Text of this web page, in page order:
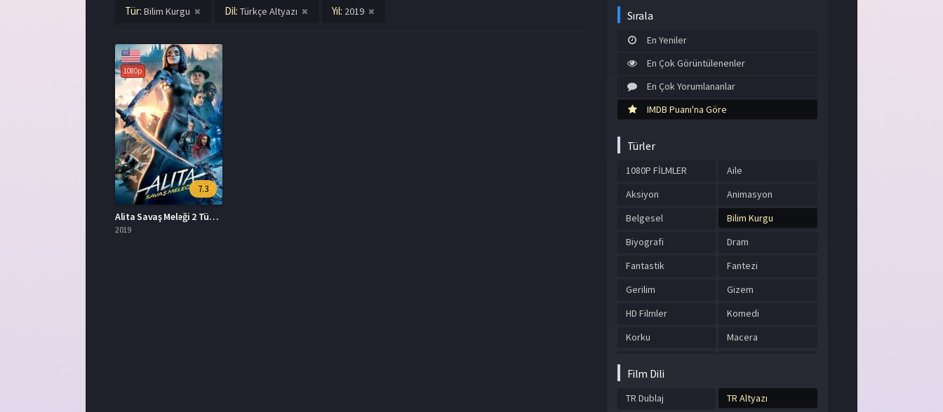
Tür: Bilim Kurgu Dil: Türkçe Altyazı Yıl: 2019
1080p
7.3
Alita Savaş Meleği 2 Türkçe Dublaj İzle HD Film
2019
Sırala
En Yeniler
En Çok Görüntülenenler
En Çok Yorumlananlar
IMDB Puanı'na Göre
Türler
1080P FİLMLER
Aile
Aksiyon
Animasyon
Belgesel
Bilim Kurgu
Biyografi
Dram
Fantastik
Fantezi
Gerilim
Gizem
HD Filmler
Komedi
Korku
Macera
Tarih
Film Dili
TR Dublaj TR Altyazı